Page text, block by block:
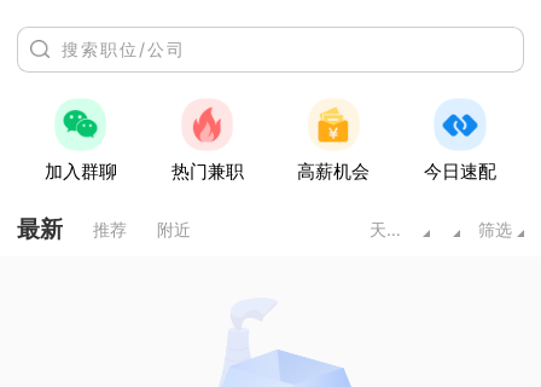
加入群聊 热门兼职 高薪机会 今日速配
最新 推荐 附近 天水甘肃 筛选